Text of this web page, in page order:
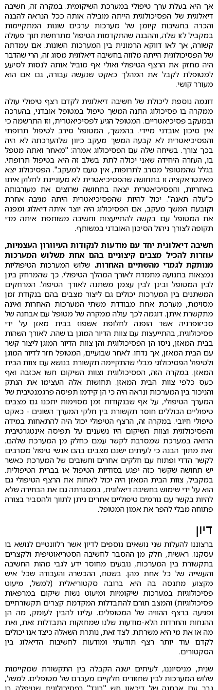
אך היא בעלת ערך טיפולי במערכת השיקומית. במקרה זה, חשיבה
דיאלוגית של הפסיכולוגית הייתה מובילה אותה ככל הנראה להבנה
והכרה בחשיבות קיומן של מערכות ערכים שונות המתקיימות
במקביל לזו שלה, וההבנה שהתקדמות הטיפול מתרחשת תוך פעולה
קשורה, אך לאו דווקא הרמונית בין המערכות השונות. אם עמדתה
של הפסיכולוגית הייתה מלווה בחשיבה דיאלוגית מסוג זה, הרי שהדבר
היה מחזק את הרצף הטיפולי ואולי אף מוביל אותה לנסות לסיעע
למטופלת לקבל את המהלך כאקט שנעשה עבורה, גם אם הוא
מעורר קושי.
דוגמה נוספת ליכולת של חשיבה דיאלוגית לקדם רצף טיפולי עולה
ממקרה בו פסיכולוג התנה המשך טיפול במטופל אובדני, בהערכה
ובמעקב פסיכיאטריים. המטופל הגיע לפסיכיאטרית, וזו התרשמה כי
אין סיכון אובדני מיידי. בהמשך, המטופל סירב לטיפול תרופתי
והפסיכיאטרית לא קבעה המשך מעקב כיוון שלהערכתה לא היה
בכך צורך. בשיחה שלה עם הפסיכולוג אמרה: "מאחר ואתה מטפל
בו, העזרה היחידה שאני יכולה לתת בשלב זה היא בטיפול תרופתי.
בגלל שהמטופל מסרב לתרופות, אין טעם למעקב". הפסיכולוג יצא
מאינטראקציה זו בתחושה שהפסיכיאטרית לא מעוניינת לחלוק איתו
באחריות, והפסיכיאטרית יצאה בתחושה שרוצים את מעורבותה
כ"עלה תאנה". יכול להיות שהפסיכיאטרית היתה מגיבה אחרת
וקובעת המשך מעקב, אם הפסיכולוג היה יוצר איתה דיאלוג ומפנה
את המטופל עם בקשה להתייעצות וחשיבה משותפת איתה מדי
תקופה לצורך ניהול הסיכון האובדני במשותף.
חשיבה דיאלוגית יחד עם מודעות לנקודות העיוורון העצמיות,
עוזרות להכיל מצבים קיצוניים בהם אחת משלוש המערכות
מנותקת לגמרי מהשתיים האחרות. שלוש המערכות הטיפוליות
נמצאות בתנועה מתמדת לאורך המהלך הטיפולי, כך שהמרחק בינן
לבין המטופל ובינן לבין עצמן משתנה לאורך הטיפול. המרחקים
המשתנים בין המערכות יכולים גם ליצור מצבים בהם בנקודת זמן
מסוימת, מערכת אחת מבודדת משתי המערכות האחרות ואינה
מתקשרת איתן. דוגמה לכך עולה ממקרה של מטופל עם אבחנה של
סכיזופרניה אשר הופנה לחלופת אשפוז בבית מאזן על ידי
פסיכולוגית, בהתייעצות עם צוות הדיור המוגן בו שהה. לאורך השהות
בבית המאזן, ניסו הן הפסיכולוגית והן צוות הדיור המוגן ליצור קשר
עם הבית המאזן, אך נדחו. לאחר שבועיים, המטופל חזר לדיור המוגן
ולטיפול הפסיכולוגי מבלי שהתקיימה תקשורת בנושא עם צוות הבית
המאזן. במקרה הזה, הפסיכולוגית וצוות השיקום חשו אכזבה ואף
כעס כלפי צוות הבית המאזן. תחושות אלה העצימו את הנתק
והניכור בין המערכות ונראה היה כי הן קידמו תפיסה פרגמנטיבית של
המערך הטיפולי, על אף שבנקודות זמן מסוימות יתכנו גם מצבים
טיפוליים הכוללים חוסר תקשורת בין חלקי המערך השונים - כאקט
טיפולי חיובי. במקרה זה, הרצף הטיפולי יכול היה להתאחות במידה
והפסיכולוגית וצוות השיקום היו נשענים על תפיסה אינטגרטיבית
הרואה במערכת שמסרבת לקשר עמם כחלק מן המערכת שלהם.
זאת מתוך הבנה כי לעיתים ישנם מצבים בהם אנשי טיפול מסרבים
לקשר הדדי ופתוח עם חלקים אחרים וחשובים של המערכת כאשר
יש תחושה שקשר כזה יפגע בסודיות הטיפול או בברית הטיפולית.
במקביל, צוות הבית המאזן היה יכול לאחות את הרצף הטיפולי גם
הוא על ידי שימוש בחשיבה דיאלוגית, במסגרתה גם את הבחירה שלא
להיות בקשר עם גורמים טיפוליים אחרים ניתן לתווך ולהסביר בצורה
פתוחה מבלי להפר את אמון המטופל.
דיון
ברצוננו להעלות שני נושאים נוספים לדיון אשר רלוונטיים לנושא בו
עסקנו. ראשית, חלק מן ההסבר לחשיבה הסטריאוטיפית ולקצרים
בתקשורת בין המערכות, נובעים מחוסר ידע לגבי מהות החשיבה
והעשייה של כל אחת מהן. בשטח, ההכשרה והעבודה שכל איש
מקצוע מתנסה בה היא ברובה סקטוריאלית (למשל, מיעוט
פסיכולוגיות במערכות שיקומיות ומיעוט נשות שיקום במרפאות
פסיכולוגיות) והמצב תורם להתבדלות המקדמת קצרים תקשורתיים
ופגיעה ברצף ההוויה של המטופלים. עלינו להבין לעומק, מה הן
ההנחות והחרדות הלא-מודעות שלנו שמחזקות התבדלות זאת, ואת
מה או את מי היא משרתת. לצד זאת, נותרת השאלה כיצד אנו יכולים
לקדם עוד יותר רצף תודעתי ומודעות לחשיבות הדיאלוג בין
הסקטורים.
שנית, מניסיוננו, לעיתים ישנה הקבלה בין התקשורת שמקיימות
שלוש המערכות לבין שחזורים חלקיים מעברם של מטופלים. למשל,